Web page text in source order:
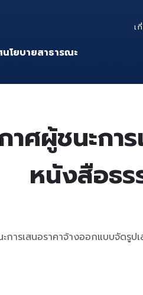
โยบายสาธารณะ
เ
าศผู้ชนะก
หนังสือธร
ะการเสนอราคาจ้างออกแบบจัด